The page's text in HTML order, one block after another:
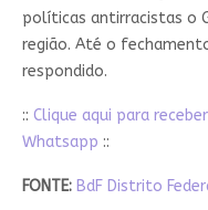
políticas antirracistas o
região. Até o
respondido.
:: Clique aqui para
Whatsapp ::
FONTE: BdF Distrito